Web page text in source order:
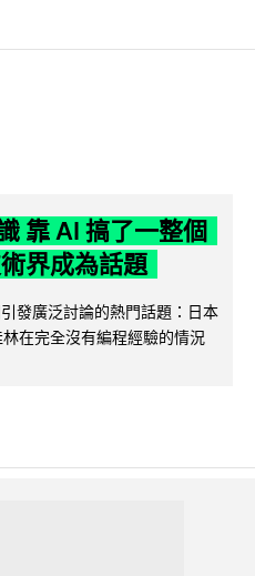
靠 AI 搞了一整個
界成為話題
發廣泛討論的熱門話題：日本
在完全沒有編程經驗的情況